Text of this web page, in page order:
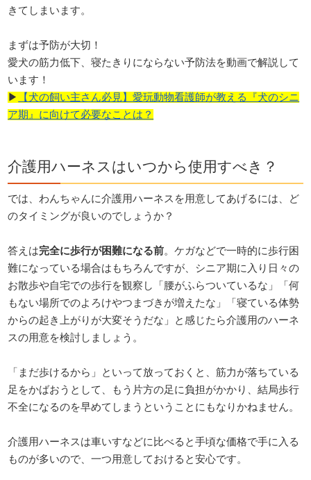
きてしまいます。
まずは予防が大切！
愛犬の筋力低下、寝たきりにならない予防法を動画で解説して
います！
▶︎
【犬の飼い主さん必見】愛玩動物看護師が教える『犬のシニ
ア期』に向けて必要なことは？
介護用ハーネスはいつから使用すべき？
では、わんちゃんに介護用ハーネスを用意してあげるには、ど
のタイミングが良いのでしょうか？
答えは完全に歩行が困難になる前。ケガなどで一時的に歩行困
難になっている場合はもちろんですが、シニア期に入り日々の
お散歩や自宅での歩行を観察し「腰がふらついているな」「何
もない場所でのよろけやつまづきが増えたな」「寝ている体勢
からの起き上がりが大変そうだな」と感じたら介護用のハーネ
スの用意を検討しましょう。
「まだ歩けるから」といって放っておくと、筋力が落ちている
足をかばおうとして、もう片方の足に負担がかかり、結局歩行
不全になるのを早めてしまうということにもなりかねません。
介護用ハーネスは車いすなどに比べると手頃な価格で手に入る
ものが多いので、一つ用意しておけると安心です。